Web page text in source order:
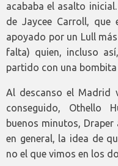
acababa el asalto
de Jaycee Carroll, que
apoyado por un Lull
falta) quien, incluso
partido con una
Al descanso el Madrid
conseguido, Othello
buenos minutos,
en general, la idea de
no el que vimos en los